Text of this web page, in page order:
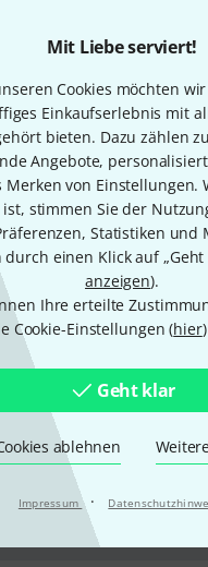
Mit Liebe serviert!
Cookies möchten
Einkaufserlebnis mit
bieten. Dazu zählen
Angebote,
Merken von Einstellungen.
ist, stimmen Sie der
Statistiken und
einen Klick auf „Geht
anzeigen).
Ihre erteilte
Cookie-Einstellungen (hier
Geht klar
ablehnen
Impressum ·
25 watt Greenbacks 8
Modern 2466 Head
G12M 16 Ohms